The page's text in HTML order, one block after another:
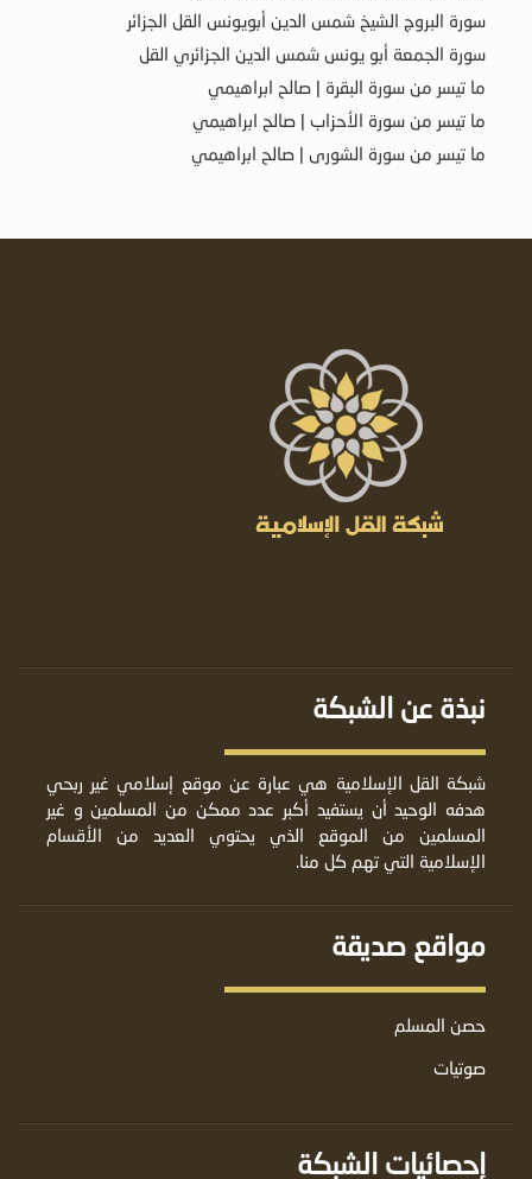
سورة البروج الشيخ شمس الدين أبويونس القل الجزائر
سورة الجمعة أبو يونس شمس الدين الجزائري القل
ما تيسر من سورة البقرة | صالح ابراهيمي
ما تيسر من سورة الأحزاب | صالح ابراهيمي
ما تيسر من سورة الشورى | صالح ابراهيمي
نبذة عن الشبكة
شبكة القل الإسلامية هي عبارة عن موقع إسلامي غير ربحي
هدفه الوحيد أن يستفيد أكبر عدد ممكن من المسلمين و غير
المسلمين من الموقع الذي يحتوي العديد من الأقسام
الإسلامية التي تهم كل منا.
مواقع صديقة
حصن المسلم
صوتيات
إحصائيات الشبكة